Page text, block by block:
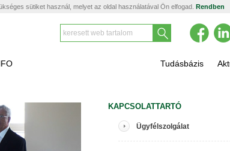
sütiket használ, melyet az oldal használatával Ön elfogad. Rendben
Tudásbázis
KAPCSOLATTARTÓ
Ügyfélszolgálat